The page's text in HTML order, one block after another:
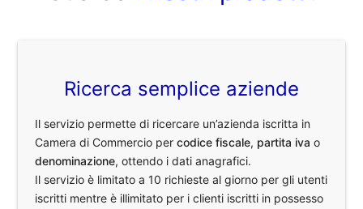
Ricerca semplice aziende
Il servizio permette di ricercare un’azienda iscritta in
Camera di Commercio percodice fiscale, partita iva o
denominazione, ottendo i dati anagrafici.
Il servizio è limitato a 10 richieste al giorno per gli utenti
iscritti mentre è illimitato per i clienti iscritti in possesso